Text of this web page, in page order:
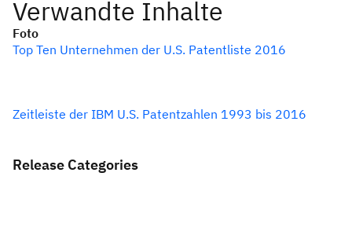
Verwandte Inhalte
Foto
Top Ten Unternehmen der U.S. Patentliste 2016
Zeitleiste der IBM U.S. Patentzahlen 1993 bis 2016
Release Categories